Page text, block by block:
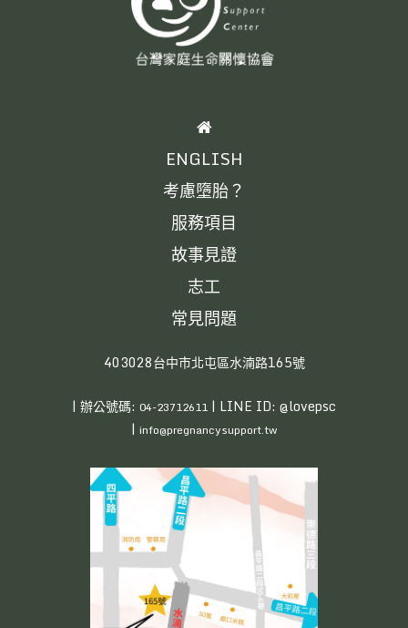
HOME
ENGLISH
考慮墮胎？
服務項目
故事見證
志工
常見問題
403028台中市北屯區水湳路165號
| 辦公號碼: 04-23712611 | LINE ID: @lovepsc
| info@pregnancysupport.tw